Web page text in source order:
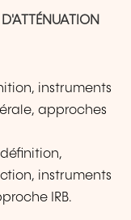
instruments
approches
instruments
IRB.